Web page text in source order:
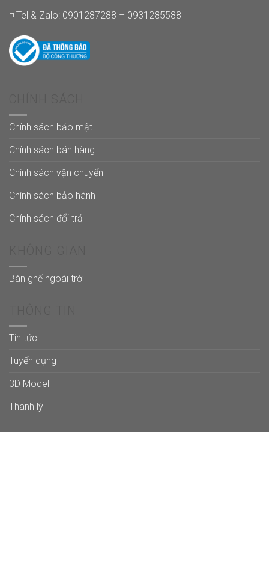
◽ Tel & Zalo: 0901287288 – 0931285588
Chính sách bảo mật
Chính sách bán hàng
Chính sách vận chuyển
Chính sách bảo hành
Chính sách đổi trả
Bàn ghế ngoài trời
Tin tức
Tuyển dụng
3D Model
Thanh lý